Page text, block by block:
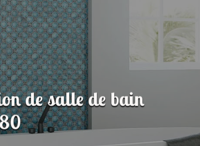
de salle de bain